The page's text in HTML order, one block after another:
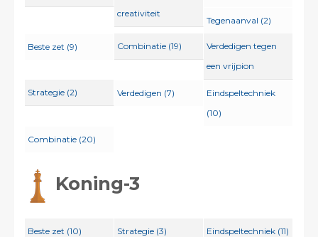
creativiteit
Tegenaanval (2)
Beste zet (9) Combinatie (19)
Verdedigen tegen
een vrijpion
Strategie (2) Verdedigen (7)
Eindspeltechniek
(10)
Combinatie (20)
Koning-3
Beste zet (10) Strategie (3) Eindspeltechniek (11)